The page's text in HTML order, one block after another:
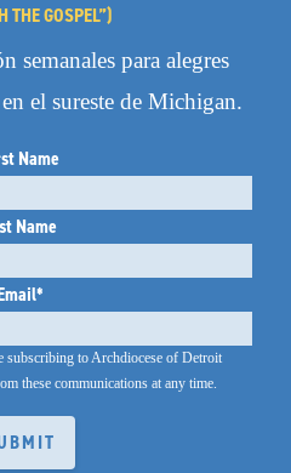
THE GOSPEL”)
semanales para alegres
el sureste de Michigan.
Name
Name
*
to Archdiocese of Detroit
these communications at any time.